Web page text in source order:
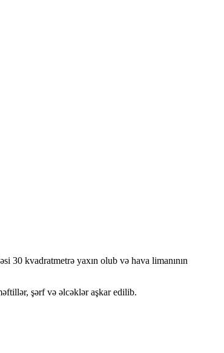
30 kvadratmetrə yaxın olub və hava limanının
şərf və əlcəklər aşkar edilib.